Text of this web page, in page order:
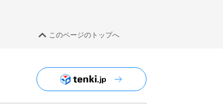
このページのトップへ